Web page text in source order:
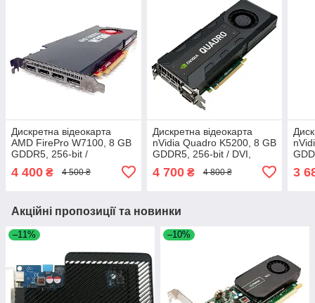
Дискретна відеокарта
AMD FirePro W7100, 8 GB
GDDR5, 256-bit /
4 400 ₴ 4 500 ₴
Дискретна відеокарта
nVidia Quadro K5200, 8 GB
GDDR5, 256-bit / DVI,
4 700₴ 4 800 ₴ 3
Акційні пропозиції та новинки
–11% –10%